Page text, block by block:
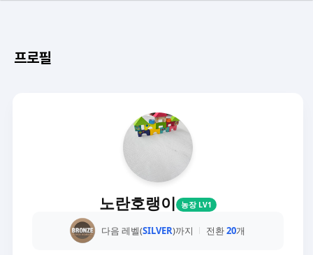
프로필
노란호랭이 농장 LV1
다음 레벨(SILVER)까지 전환20개